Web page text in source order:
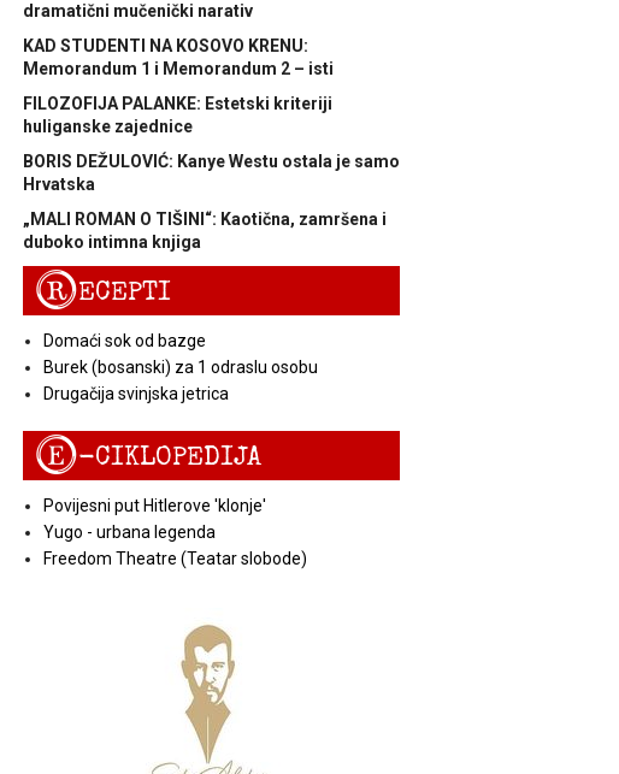
dramatični mučenički narativ
KAD STUDENTI NA KOSOVO KRENU:
Memorandum 1 i Memorandum 2 – isti
FILOZOFIJA PALANKE: Estetski kriteriji
huliganske zajednice
BORIS DEŽULOVIĆ: Kanye Westu ostala je samo
Hrvatska
„MALI ROMAN O TIŠINI“: Kaotična, zamršena i
duboko intimna knjiga
RECEPTI
Domaći sok od bazge
Burek (bosanski) za 1 odraslu osobu
Drugačija svinjska jetrica
E-CIKLOPEDIJA
Povijesni put Hitlerove 'klonje'
Yugo - urbana legenda
Freedom Theatre (Teatar slobode)